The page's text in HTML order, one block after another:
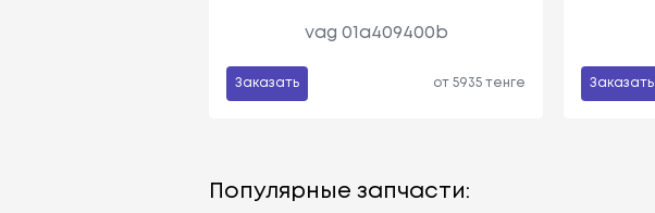
vag 01a409400b
Заказать от 5935 тенге Заказать
Популярные запчасти: